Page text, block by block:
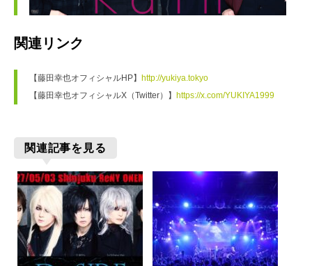
関連リンク
【藤田幸也オフィシャルHP】 http://yukiya.tokyo
【藤田幸也オフィシャルX（Twitter）】 https://x.com/YUKIYA1999
関連記事を見る